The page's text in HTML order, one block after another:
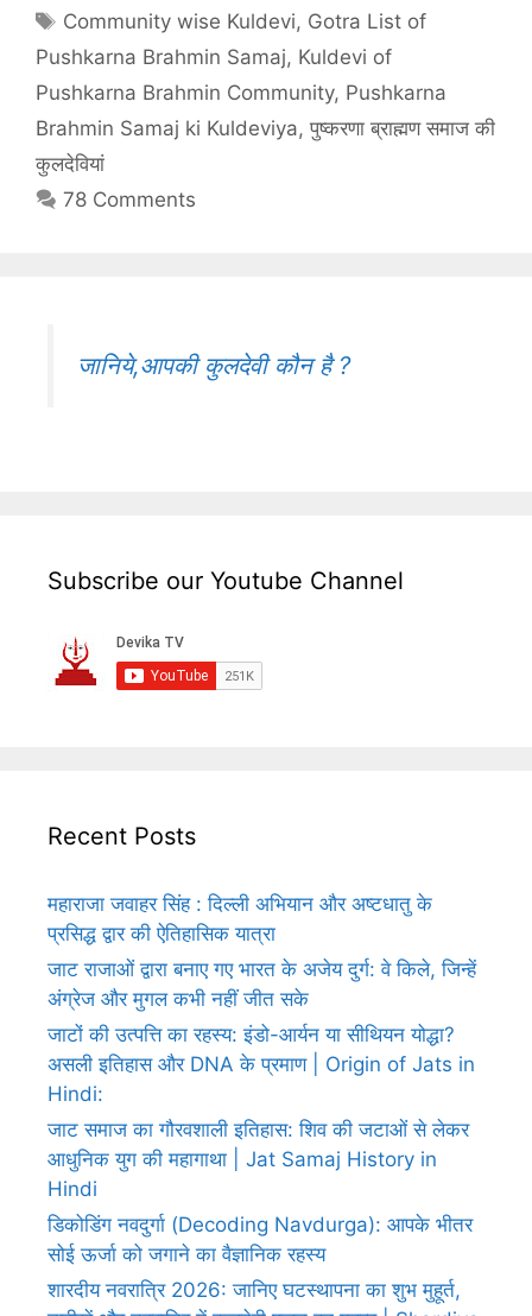
Tags
Community wise Kuldevi, Gotra List of
Pushkarna Brahmin Samaj, Kuldevi of
Pushkarna Brahmin Community, Pushkarna
Brahmin Samaj ki Kuldeviya, पुष्करणा ब्राह्मण समाज की
कुलदेवियां
78 Comments
जानिये,आपकी कुलदेवी कौन है ?
Subscribe our Youtube Channel
Recent Posts
महाराजा जवाहर सिंह : दिल्ली अभियान और अष्टधातु के
प्रसिद्ध द्वार की ऐतिहासिक यात्रा
जाट राजाओं द्वारा बनाए गए भारत के अजेय दुर्ग: वे किले, जिन्हें
अंग्रेज और मुगल कभी नहीं जीत सके
जाटों की उत्पत्ति का रहस्य: इंडो-आर्यन या सीथियन योद्धा?
असली इतिहास और DNA के प्रमाण | Origin of Jats in
Hindi:
जाट समाज का गौरवशाली इतिहास: शिव की जटाओं से लेकर
आधुनिक युग की महागाथा | Jat Samaj History in
Hindi
डिकोडिंग नवदुर्गा (Decoding Navdurga): आपके भीतर
सोई ऊर्जा को जगाने का वैज्ञानिक रहस्य
शारदीय नवरात्रि 2026: जानिए घटस्थापना का शुभ मुहूर्त,